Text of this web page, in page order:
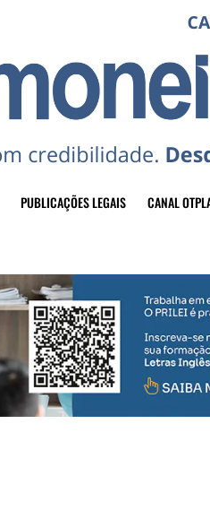
PUBLICAÇÕES LEGAIS CANAL